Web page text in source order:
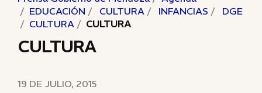
EDUCACIÓN
CULTURA INFANCIAS
DGE
CULTURA
CULTURA
CULTURA
19 DE JULIO, 2015